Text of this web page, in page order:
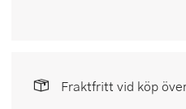
Fraktfritt vid köp